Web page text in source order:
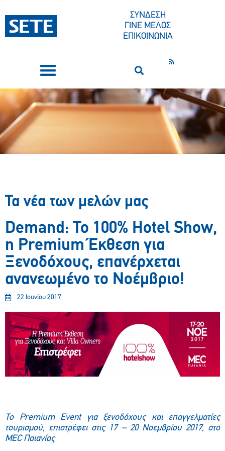
ΣΥΝΔΕΣΗ
ΓΙΝΕ ΜΕΛΟΣ
ΕΠΙΚΟΙΝΩΝΙΑ
Τα νέα των μελών μας
Demand: Το 100% Hotel Show,
η Premium Έκθεση για
Ξενοδόχους, επανέρχεται
ανανεωμένο το Νοέμβριο!
22 Ιουνίου 2017
Το Premium Event για ξενοδόχους και επαγγελματίες
τουρισμού, επιστρέφει στις 17 – 20 Νοεμβρίου 2017, στο
MEC Παιανίας